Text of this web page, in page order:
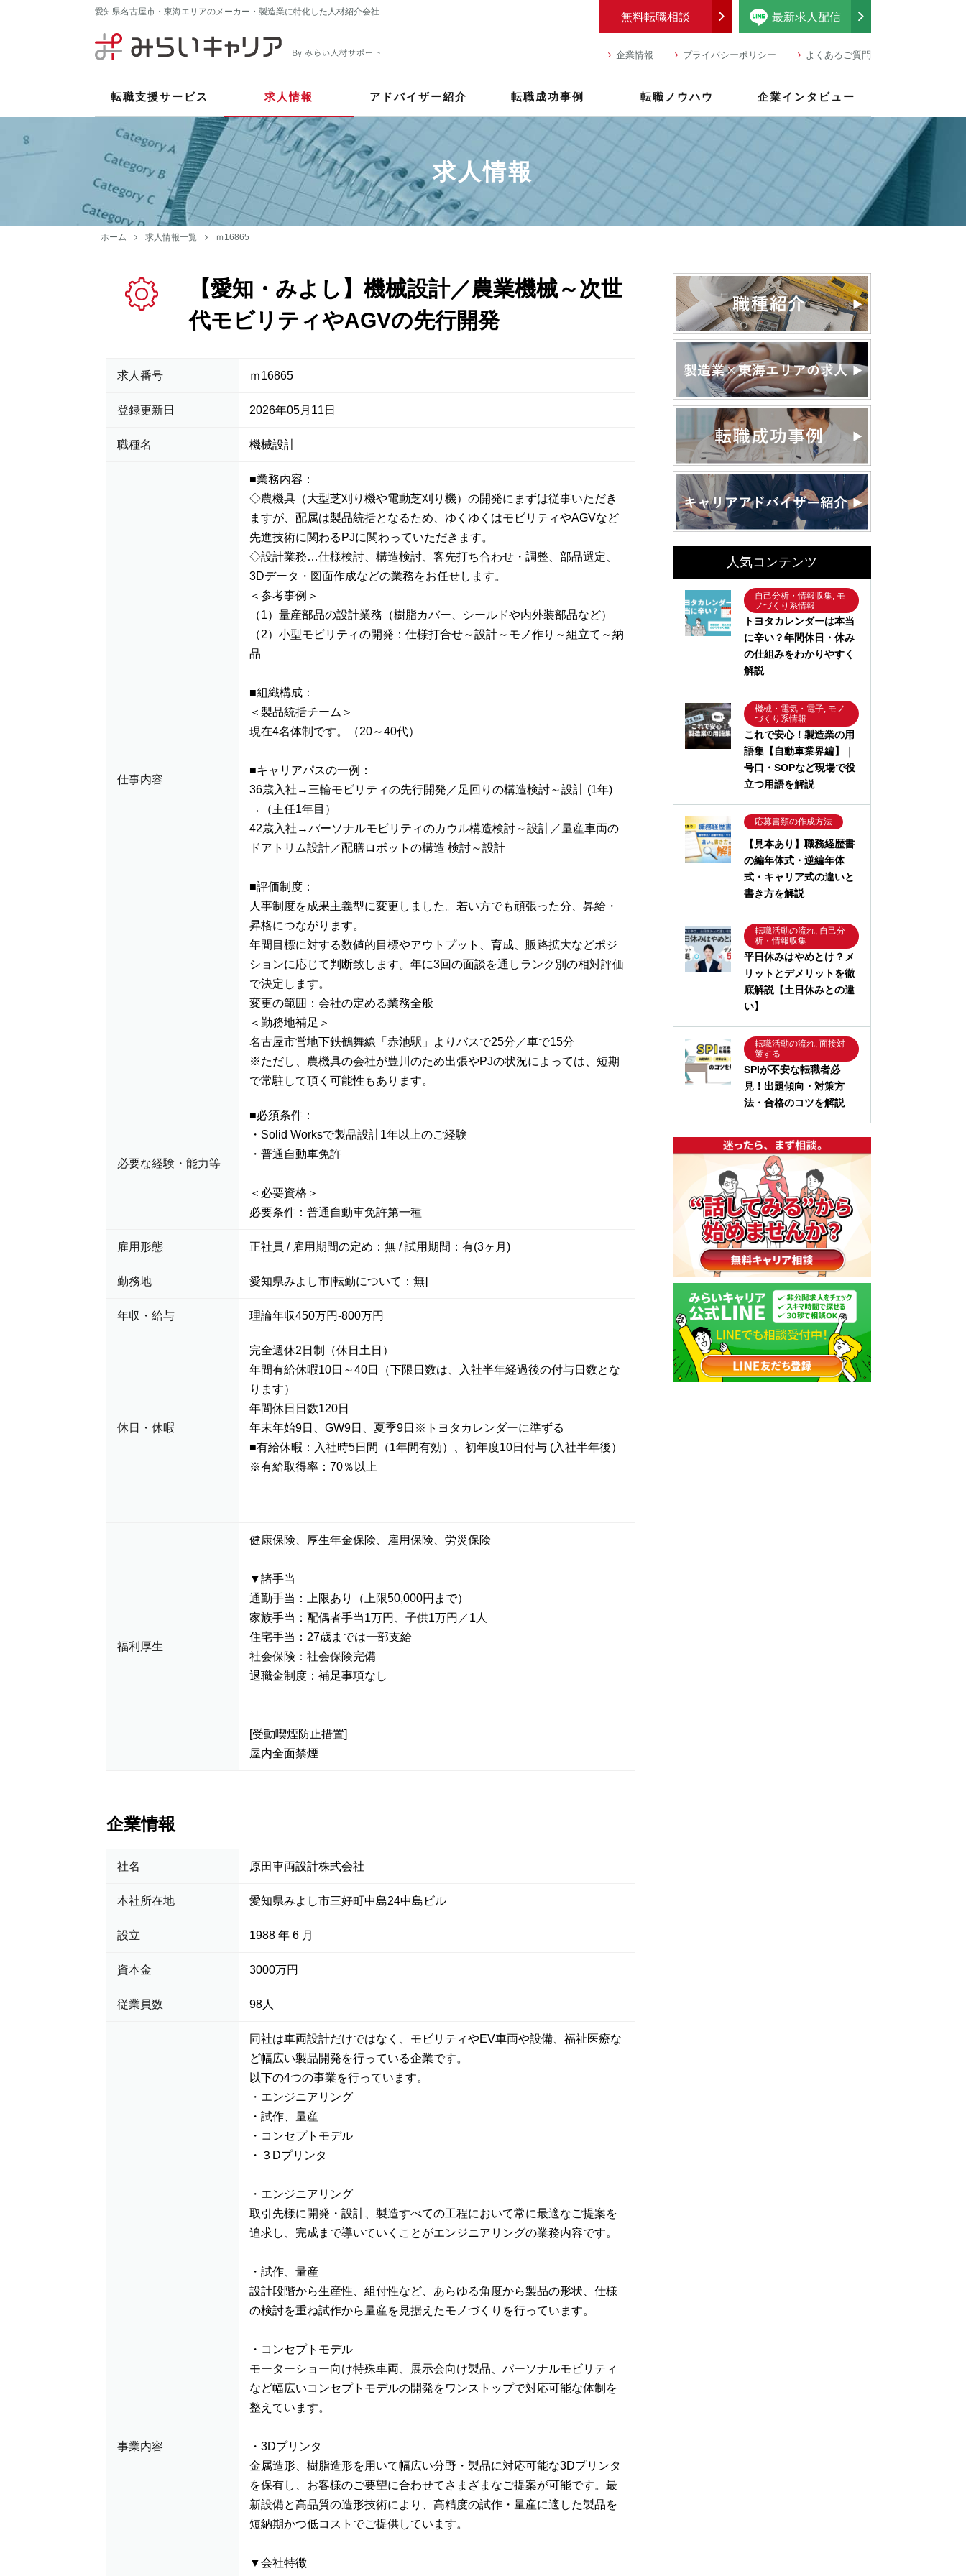
愛知県名古屋市・東海エリアのメーカー・製造業に特化した人材紹介会社 最新求人配信
無料転職相談
企業情報 プライバシーポリシー よくあるご質問
転職支援サービス 求人情報 アドバイザー紹介 転職成功事例 転職ノウハウ 企業インタビュー
求人情報
ホーム 求人情報一覧 ｍ16865
【愛知・みよし】機械設計／農業機械～次世
代モビリティやAGVの先行開発
求人番号 ｍ16865
登録更新日 2026年05月11日
職種名 機械設計
仕事内容
■業務内容：
◇農機具（大型芝刈り機や電動芝刈り機）の開発にまずは従事いただき
ますが、配属は製品統括となるため、ゆくゆくはモビリティやAGVなど
先進技術に関わるPJに関わっていただきます。
◇設計業務…仕様検討、構造検討、客先打ち合わせ・調整、部品選定、
3Dデータ・図面作成などの業務をお任せします。
＜参考事例＞
（1）量産部品の設計業務（樹脂カバー、シールドや内外装部品など）
（2）小型モビリティの開発：仕様打合せ～設計～モノ作り～組立て～納
品
■組織構成：
＜製品統括チーム＞
現在4名体制です。（20～40代）
■キャリアパスの一例：
36歳入社→三輪モビリティの先行開発／足回りの構造検討～設計 (1年)
→（主任1年目）
42歳入社→パーソナルモビリティのカウル構造検討～設計／量産車両の
ドアトリム設計／配膳ロボットの構造 検討～設計
■評価制度：
人事制度を成果主義型に変更しました。若い方でも頑張った分、昇給・
昇格につながります。
年間目標に対する数値的目標やアウトプット、育成、販路拡大などポジ
ションに応じて判断致します。年に3回の面談を通しランク別の相対評価
で決定します。
変更の範囲：会社の定める業務全般
＜勤務地補足＞
名古屋市営地下鉄鶴舞線「赤池駅」よりバスで25分／車で15分
※ただし、農機具の会社が豊川のため出張やPJの状況によっては、短期
で常駐して頂く可能性もあります。
必要な経験・能力等
■必須条件：
・Solid Worksで製品設計1年以上のご経験
・普通自動車免許
＜必要資格＞
必要条件：普通自動車免許第一種
雇用形態 正社員 / 雇用期間の定め：無 / 試用期間：有(3ヶ月)
勤務地 愛知県みよし市[転勤について：無]
年収・給与 理論年収450万円-800万円
休日・休暇
完全週休2日制（休日土日）
年間有給休暇10日～40日（下限日数は、入社半年経過後の付与日数とな
ります）
年間休日日数120日
年末年始9日、GW9日、夏季9日※トヨタカレンダーに準ずる
■有給休暇：入社時5日間（1年間有効）、初年度10日付与 (入社半年後）
※有給取得率：70％以上
福利厚生
健康保険、厚生年金保険、雇用保険、労災保険
▼諸手当
通勤手当：上限あり（上限50,000円まで）
家族手当：配偶者手当1万円、子供1万円／1人
住宅手当：27歳までは一部支給
社会保険：社会保険完備
退職金制度：補足事項なし
[受動喫煙防止措置]
屋内全面禁煙
企業情報
社名 原田車両設計株式会社
本社所在地 愛知県みよし市三好町中島24中島ビル
設立 1988 年 6 月
資本金 3000万円
従業員数 98人
事業内容
同社は車両設計だけではなく、モビリティやEV車両や設備、福祉医療な
ど幅広い製品開発を行っている企業です。
以下の4つの事業を行っています。
・エンジニアリング
・試作、量産
・コンセプトモデル
・３Dプリンタ
・エンジニアリング
取引先様に開発・設計、製造すべての工程において常に最適なご提案を
追求し、完成まで導いていくことがエンジニアリングの業務内容です。
・試作、量産
設計段階から生産性、組付性など、あらゆる角度から製品の形状、仕様
の検討を重ね試作から量産を見据えたモノづくりを行っています。
・コンセプトモデル
モーターショー向け特殊車両、展示会向け製品、パーソナルモビリティ
など幅広いコンセプトモデルの開発をワンストップで対応可能な体制を
整えています。
・3Dプリンタ
金属造形、樹脂造形を用いて幅広い分野・製品に対応可能な3Dプリンタ
を保有し、お客様のご要望に合わせてさまざまなご提案が可能です。最
新設備と高品質の造形技術により、高精度の試作・量産に適した製品を
短納期かつ低コストでご提供しています。
▼会社特徴
人気コンテンツ
自己分析・情報収集, モ
ノづくり系情報
トヨタカレンダーは本当
に辛い？年間休日・休み
の仕組みをわかりやすく
解説
機械・電気・電子, モノ
づくり系情報
これで安心！製造業の用
語集【自動車業界編】｜
号口・SOPなど現場で役
立つ用語を解説
応募書類の作成方法
【見本あり】職務経歴書
の編年体式・逆編年体
式・キャリア式の違いと
書き方を解説
転職活動の流れ, 自己分
析・情報収集
平日休みはやめとけ？メ
リットとデメリットを徹
底解説【土日休みとの違
い】
転職活動の流れ, 面接対
策する
SPIが不安な転職者必
見！出題傾向・対策方
法・合格のコツを解説